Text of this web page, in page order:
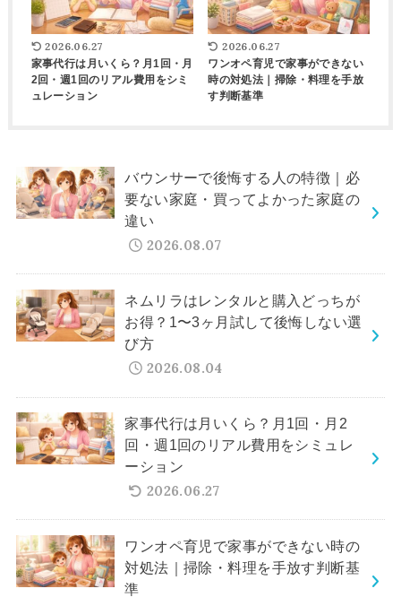
2026.06.27
家事代行は月いくら？月1回・月
2回・週1回のリアル費用をシミ
ュレーション
2026.06.27
ワンオペ育児で家事ができない
時の対処法｜掃除・料理を手放
す判断基準
バウンサーで後悔する人の特徴｜必
要ない家庭・買ってよかった家庭の
違い
2026.08.07
ネムリラはレンタルと購入どっちが
お得？1〜3ヶ月試して後悔しない選
び方
2026.08.04
家事代行は月いくら？月1回・月2
回・週1回のリアル費用をシミュレ
ーション
2026.06.27
ワンオペ育児で家事ができない時の
対処法｜掃除・料理を手放す判断基
準